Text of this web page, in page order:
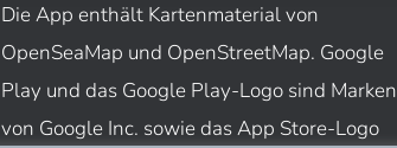
Die App enthält Kartenmaterial von
OpenSeaMap und OpenStreetMap. Google
Play und das Google Play-Logo sind Marken
von Google Inc. sowie das App Store-Logo